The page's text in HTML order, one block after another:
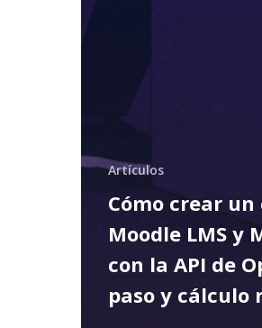
Artículos
Cómo crear
Moodle LMS y
con la API de
paso y cálculo